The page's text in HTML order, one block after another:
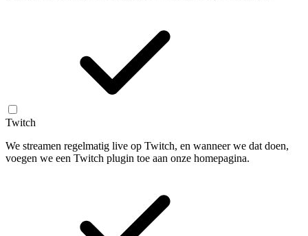
Twitch
We streamen regelmatig live op Twitch, en wanneer we dat doen,
voegen we een Twitch plugin toe aan onze homepagina.